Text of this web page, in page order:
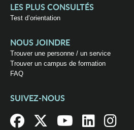
LES PLUS CONSULTÉS
Test d’orientation
NOUS JOINDRE
Trouver une personne / un service
Trouver un campus de formation
FAQ
SUIVEZ-NOUS